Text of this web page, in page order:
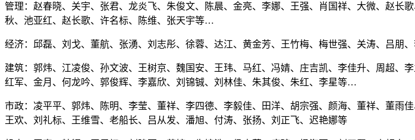
管理：赵春晓、关宇、张君、龙炎飞、朱俊文、陈晨、金亮、李娜、王强、肖国祥、大微、赵
秋、池亚红、赵长歌、许名标、陈维、张天宇等…
经济：邱磊、刘戈、董航、张湧、刘志彤、徐蓉、达江、黄金芳、王竹梅、梅世强、关涛、吕
建筑：郭炜、江凌俊、孙文波、王树京、魏国安、王玮、马红、冯婧、庄吉凯、李佳升、周超
红军、金月、何龙吟、郭俊辉、李嘉欣、刘锦铖、刘林佳、朱其俊、朱红、李星等…
市政：凌平平、郭炜、陈明、李莹、董祥、李四德、李毅佳、田洋、胡宗强、颜海、董祥、董雨
王欢、刘礼标、王维雪、老船长、吕从发、潘旭、付涛、张扬、刘正飞、迟艳娜等